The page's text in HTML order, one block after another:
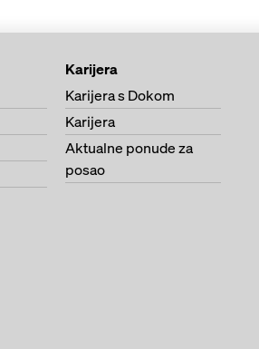
Karijera
Karijera s Dokom
Karijera
Aktualne ponude za
posao